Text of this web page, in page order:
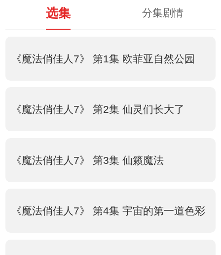
选集 分集剧情
《魔法俏佳人7》 第1集 欧菲亚自然公园
《魔法俏佳人7》 第2集 仙灵们长大了
《魔法俏佳人7》 第3集 仙籁魔法
《魔法俏佳人7》 第4集 宇宙的第一道色彩